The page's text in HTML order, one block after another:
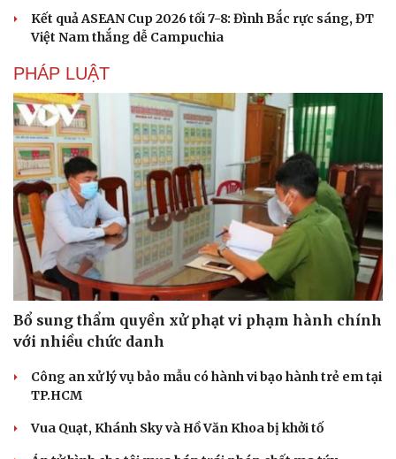
Kết quả ASEAN Cup 2026 tối 7-8: Đình Bắc rực sáng, ĐT
Việt Nam thắng dễ Campuchia
PHÁP LUẬT
Bổ sung thẩm quyền xử phạt vi phạm hành chính
với nhiều chức danh
Công an xử lý vụ bảo mẫu có hành vi bạo hành trẻ em tại
TP.HCM
Vua Quạt, Khánh Sky và Hồ Văn Khoa bị khởi tố